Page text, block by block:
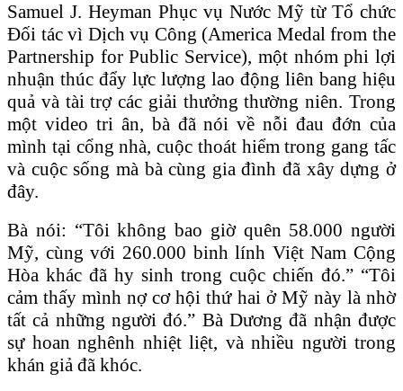
Samuel J. Heyman Phục vụ Nước Mỹ từ Tổ chức
Đối tác vì Dịch vụ Công (America Medal from the
Partnership for Public Service), một nhóm phi lợi
nhuận thúc đẩy lực lượng lao động liên bang hiệu
quả và tài trợ các giải thưởng thường niên. Trong
một video tri ân, bà đã nói về nỗi đau đớn của
mình tại cổng nhà, cuộc thoát hiểm trong gang tấc
và cuộc sống mà bà cùng gia đình đã xây dựng ở
đây.
Bà nói: “Tôi không bao giờ quên 58.000 người
Mỹ, cùng với 260.000 binh lính Việt Nam Cộng
Hòa khác đã hy sinh trong cuộc chiến đó.” “Tôi
cảm thấy mình nợ cơ hội thứ hai ở Mỹ này là nhờ
tất cả những người đó.” Bà Dương đã nhận được
sự hoan nghênh nhiệt liệt, và nhiều người trong
khán giả đã khóc.